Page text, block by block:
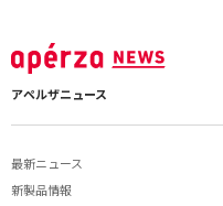
アペルザニュース
最新ニュース
新製品情報